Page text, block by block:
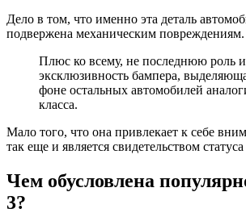
Дело в том, что именно эта деталь
подвержена механическим повреждениям.
Плюс ко всему, не последнюю роль
эксклюзивность бампера,
фоне остальных автомобилей
класса.
Мало того, что она привлекает к себе
так еще и является свидетельством
Чем обусловлена
3?